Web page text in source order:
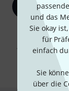
und das
Sie okay
für
einfach
Sie
über die
Mit Klick auf
Werbung und
Abmeldung ist